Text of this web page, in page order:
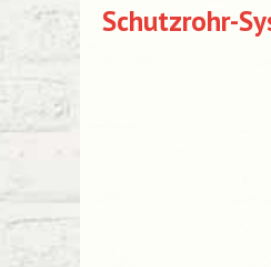
Schutzrohr-